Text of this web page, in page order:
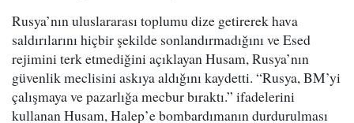
Rusya’nın uluslararası toplumu dize getirerek hava
saldırılarını hiçbir şekilde sonlandırmadığını ve Esed
rejimini terk etmediğini açıklayan Husam, Rusya’nın
güvenlik meclisini askıya aldığını kaydetti. “Rusya, BM’yi
çalışmaya ve pazarlığa mecbur bıraktı.” ifadelerini
kullanan Husam, Halep’e bombardımanın durdurulması